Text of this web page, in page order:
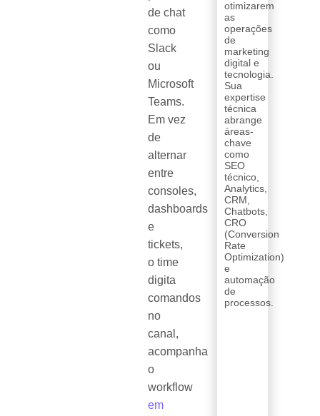
de chat
como
Slack
ou
Microsoft
Teams.
Em vez
de
alternar
entre
consoles,
dashboards
e
tickets,
o time
digita
comandos
no
canal,
acompanha
o
workflow
em
otimizarem
as
operações
de
marketing
digital e
tecnologia.
Sua
expertise
técnica
abrange
áreas-
chave
como
SEO
técnico,
Analytics,
CRM,
Chatbots,
CRO
(Conversion
Rate
Optimization)
e
automação
de
processos.